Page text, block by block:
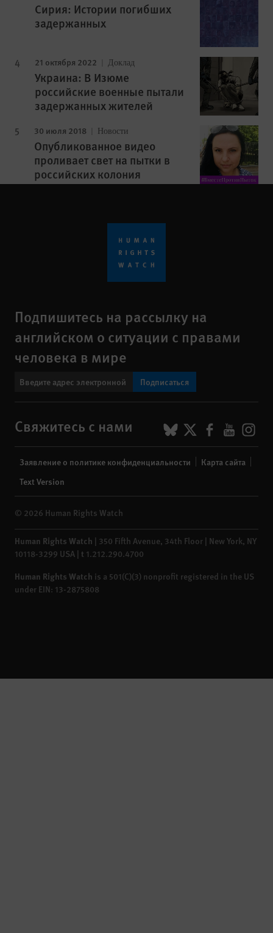
Сирия: Истории погибших
задержанных
21 октября 2022 Доклад
Украина: В Изюме
российские военные пытали
задержанных жителей
30 июля 2018 Новости
Опубликованное видео
проливает свет на пытки в
российских колония
Подпишитесь на рассылку на
английском о ситуации с правами
человека в мире
Подписаться
Свяжитесь с нами BlueSky
X
menu
Заявление о политике конфиденциальности
Карта сайта
Text Version
© 2026 Human Rights Watch
Human Rights Watch | 350 Fifth Avenue, 34th Floor | New York, NY
10118-3299 USA | t 1.212.290.4700
Human Rights Watch is a 501(C)(3) nonprofit registered in the US
under EIN: 13-2875808